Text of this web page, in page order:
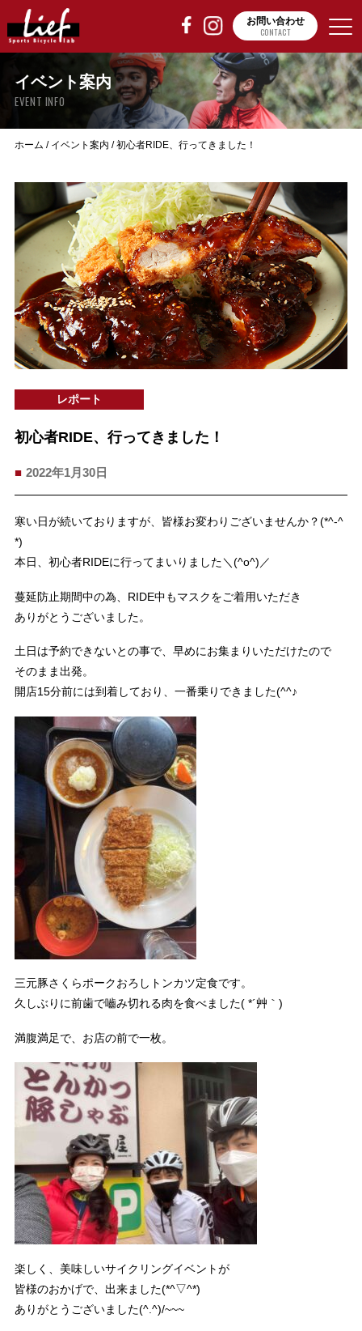
お問い合わせ
CONTACT
イベント案内
EVENT INFO
ホーム / イベント案内 /初心者RIDE、行ってきました！
レポート
初心者RIDE、行ってきました！
2022年1月30日
寒い日が続いておりますが、皆様お変わりございませんか？(*^-^
*)
本日、初心者RIDEに行ってまいりました＼(^o^)／
蔓延防止期間中の為、RIDE中もマスクをご着用いただき
ありがとうございました。
土日は予約できないとの事で、早めにお集まりいただけたので
そのまま出発。
開店15分前には到着しており、一番乗りできました(^^♪
三元豚さくらポークおろしトンカツ定食です。
久しぶりに前歯で嚙み切れる肉を食べました( *´艸｀)
満腹満足で、お店の前で一枚。
楽しく、美味しいサイクリングイベントが
皆様のおかげで、出来ました(*^▽^*)
ありがとうございました(^.^)/~~~